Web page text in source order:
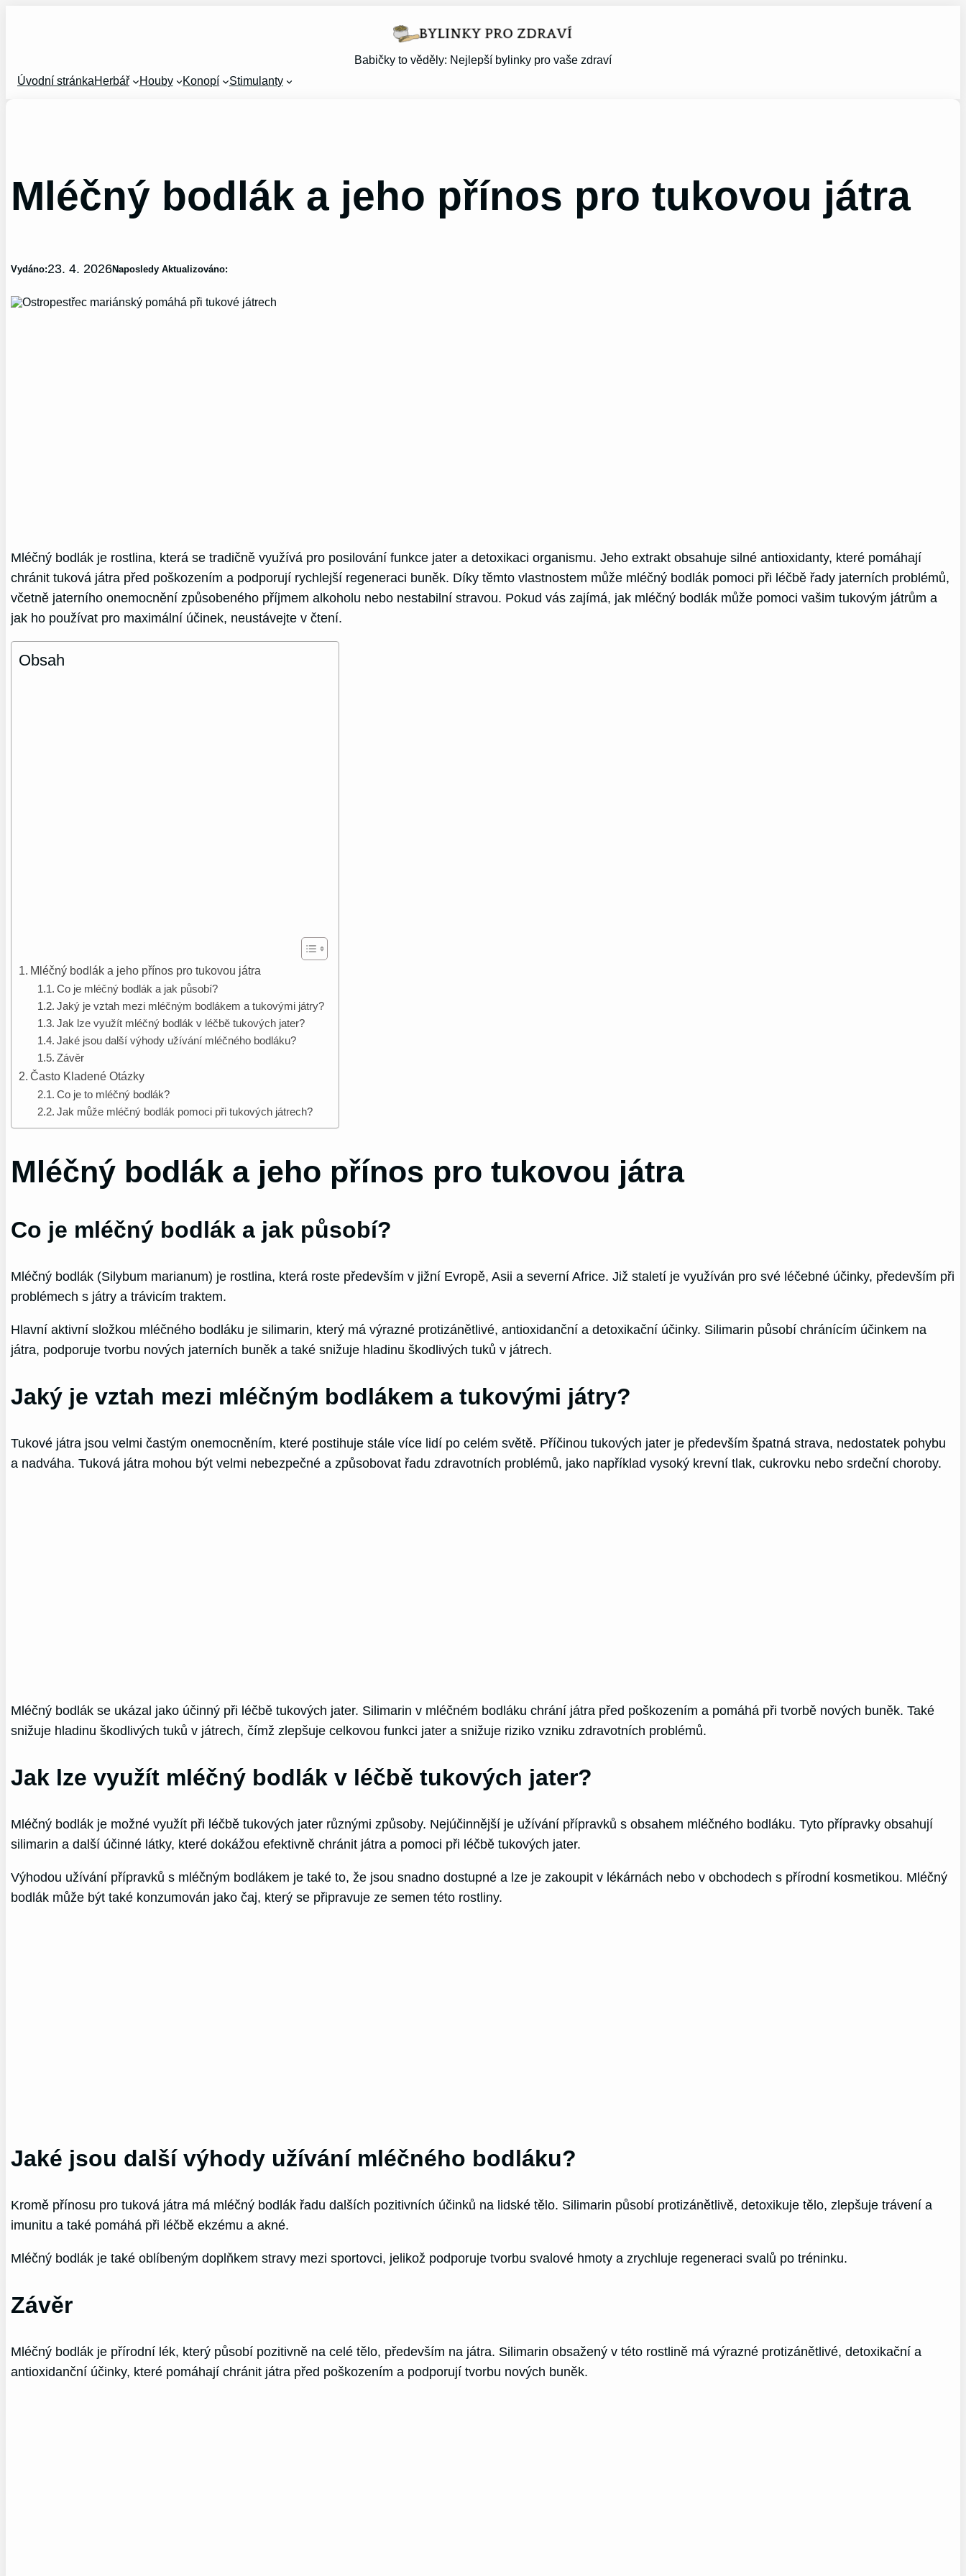
Babičky to věděly: Nejlepší bylinky pro vaše zdraví
Úvodní stránkaHerbář Houby Konopí Stimulanty
Mléčný bodlák a jeho přínos pro tukovou játra
Vydáno:23. 4. 2026Naposledy Aktualizováno:
Mléčný bodlák je rostlina, která se tradičně využívá pro posilování funkce jater a detoxikaci organismu. Jeho extrakt obsahuje silné antioxidanty, které pomáhají
chránit tuková játra před poškozením a podporují rychlejší regeneraci buněk. Díky těmto vlastnostem může mléčný bodlák pomoci při léčbě řady jaterních problémů,
včetně jaterního onemocnění způsobeného příjmem alkoholu nebo nestabilní stravou. Pokud vás zajímá, jak mléčný bodlák může pomoci vašim tukovým játrům a
jak ho používat pro maximální účinek, neustávejte v čtení.
Obsah
Mléčný bodlák a jeho přínos pro tukovou játra
Co je mléčný bodlák a jak působí?
Jaký je vztah mezi mléčným bodlákem a tukovými játry?
Jak lze využít mléčný bodlák v léčbě tukových jater?
Jaké jsou další výhody užívání mléčného bodláku?
Závěr
Často Kladené Otázky
Co je to mléčný bodlák?
Jak může mléčný bodlák pomoci při tukových játrech?
Mléčný bodlák a jeho přínos pro tukovou játra
Co je mléčný bodlák a jak působí?
Mléčný bodlák (Silybum marianum) je rostlina, která roste především v jižní Evropě, Asii a severní Africe. Již staletí je využíván pro své léčebné účinky, především při
problémech s játry a trávicím traktem.
Hlavní aktivní složkou mléčného bodláku je silimarin, který má výrazné protizánětlivé, antioxidanční a detoxikační účinky. Silimarin působí chránícím účinkem na
játra, podporuje tvorbu nových jaterních buněk a také snižuje hladinu škodlivých tuků v játrech.
Jaký je vztah mezi mléčným bodlákem a tukovými játry?
Tukové játra jsou velmi častým onemocněním, které postihuje stále více lidí po celém světě. Příčinou tukových jater je především špatná strava, nedostatek pohybu
a nadváha. Tuková játra mohou být velmi nebezpečné a způsobovat řadu zdravotních problémů, jako například vysoký krevní tlak, cukrovku nebo srdeční choroby.
Mléčný bodlák se ukázal jako účinný při léčbě tukových jater. Silimarin v mléčném bodláku chrání játra před poškozením a pomáhá při tvorbě nových buněk. Také
snižuje hladinu škodlivých tuků v játrech, čímž zlepšuje celkovou funkci jater a snižuje riziko vzniku zdravotních problémů.
Jak lze využít mléčný bodlák v léčbě tukových jater?
Mléčný bodlák je možné využít při léčbě tukových jater různými způsoby. Nejúčinnější je užívání přípravků s obsahem mléčného bodláku. Tyto přípravky obsahují
silimarin a další účinné látky, které dokážou efektivně chránit játra a pomoci při léčbě tukových jater.
Výhodou užívání přípravků s mléčným bodlákem je také to, že jsou snadno dostupné a lze je zakoupit v lékárnách nebo v obchodech s přírodní kosmetikou. Mléčný
bodlák může být také konzumován jako čaj, který se připravuje ze semen této rostliny.
Jaké jsou další výhody užívání mléčného bodláku?
Kromě přínosu pro tuková játra má mléčný bodlák řadu dalších pozitivních účinků na lidské tělo. Silimarin působí protizánětlivě, detoxikuje tělo, zlepšuje trávení a
imunitu a také pomáhá při léčbě ekzému a akné.
Mléčný bodlák je také oblíbeným doplňkem stravy mezi sportovci, jelikož podporuje tvorbu svalové hmoty a zrychluje regeneraci svalů po tréninku.
Závěr
Mléčný bodlák je přírodní lék, který působí pozitivně na celé tělo, především na játra. Silimarin obsažený v této rostlině má výrazné protizánětlivé, detoxikační a
antioxidanční účinky, které pomáhají chránit játra před poškozením a podporují tvorbu nových buněk.